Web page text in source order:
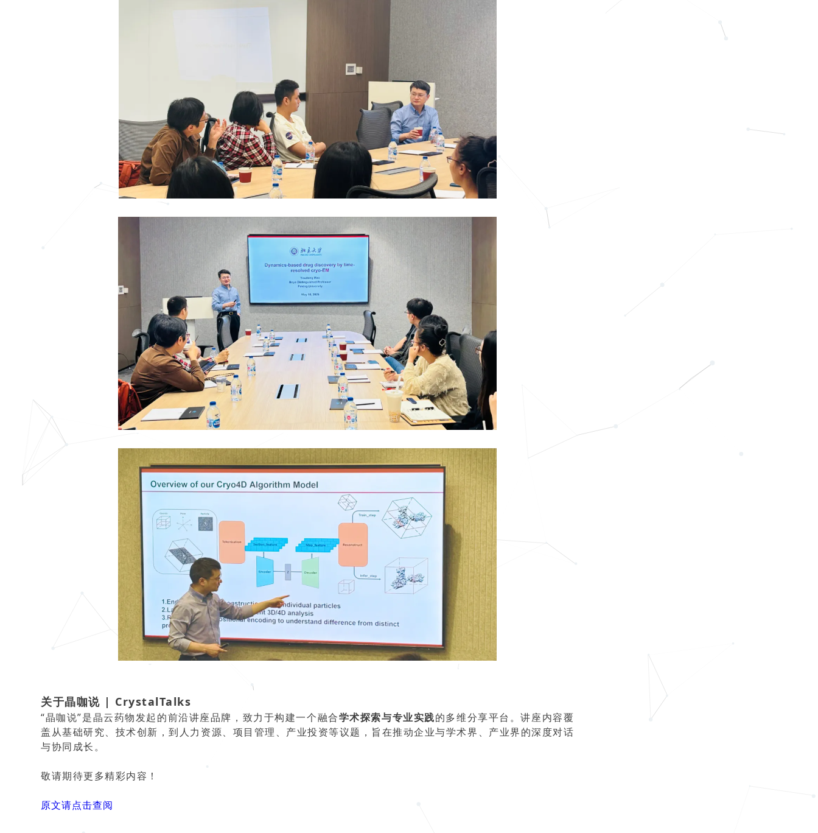
关于晶咖说 | CrystalTalks
“晶咖说”是晶云药物发起的前沿讲座品牌，致力于构建一个融合学术探索与专业实践的多维分享平台。讲座内容覆
盖从基础研究、技术创新，到人力资源、项目管理、产业投资等议题，旨在推动企业与学术界、产业界的深度对话
与协同成长。
敬请期待更多精彩内容！
原文请点击查阅